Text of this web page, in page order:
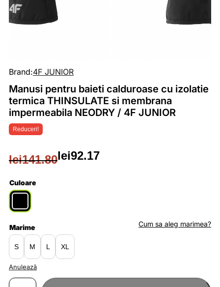
Reduceri!
Brand:4F JUNIOR
Manusi pentru baieti calduroase cu izolatie
termica THINSULATE si membrana
impermeabila NEODRY / 4F JUNIOR
lei141.80
Prețul
inițial
a
fost:
lei141.80.
lei92.17
Prețul
curent
este:
lei92.17.
Culoare
Marime
M L XL
S
Anulează
Cum sa aleg marimea?
Cantitate